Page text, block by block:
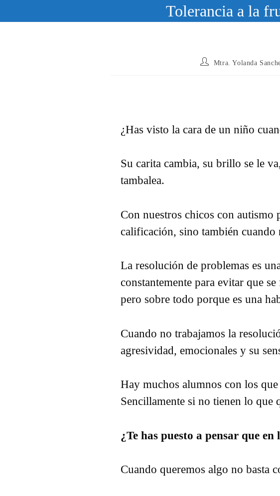
Tolerancia a la
AutorMtra. Yolanda
¿Has visto la cara de un niño
Su carita cambia, su brillo se le
tambalea.
Con nuestros chicos con
calificación, sino también
La resolución de problemas es
constantemente para evitar que
pero sobre todo porque es una
Cuando no trabajamos la
agresividad, emocionales y su
Hay muchos alumnos con los
Sencillamente si no tienen lo que
¿Te has puesto a pensar que
Cuando queremos algo no basta